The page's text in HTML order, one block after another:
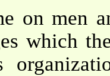
on men
which